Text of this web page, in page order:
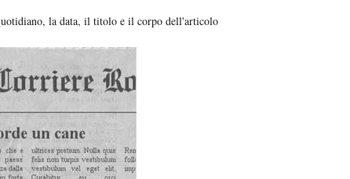
la data, il titolo e il corpo dell'articolo